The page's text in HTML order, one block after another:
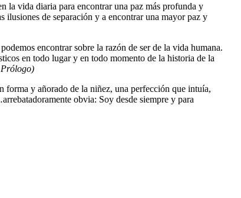
la vida diaria para encontrar una paz más profunda y
ilusiones de separación y a encontrar una mayor paz y
encontrar sobre la razón de ser de la vida humana.
en todo lugar y en todo momento de la historia de la
y añorado de la niñez, una perfección que intuía,
obvia: Soy desde siempre y para